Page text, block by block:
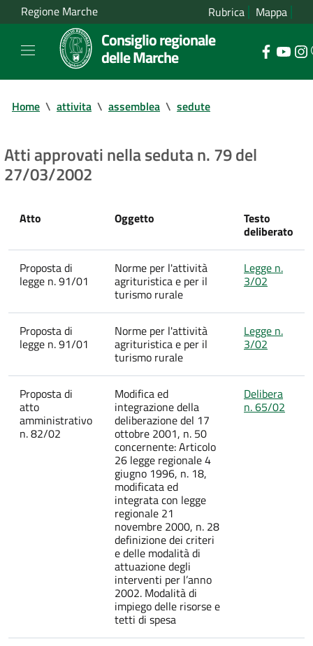
Regione Marche Rubrica Mappa
Consiglio regionale
delle Marche
Home \ attivita \ assemblea \ sedute
Atti approvati nella seduta n. 79 del
27/03/2002
Atto Oggetto Testo
deliberato
Proposta di
legge n. 91/01
Norme per l'attività
agrituristica e per il
turismo rurale
Legge n.
3/02
Proposta di
legge n. 91/01
Norme per l'attività
agrituristica e per il
turismo rurale
Legge n.
3/02
Proposta di
atto
amministrativo
n. 82/02
Modifica ed
integrazione della
deliberazione del 17
ottobre 2001, n. 50
concernente: Articolo
26 legge regionale 4
giugno 1996, n. 18,
modificata ed
integrata con legge
regionale 21
novembre 2000, n. 28
definizione dei criteri
e delle modalità di
attuazione degli
interventi per l’anno
2002. Modalità di
impiego delle risorse e
tetti di spesa
Delibera
n. 65/02